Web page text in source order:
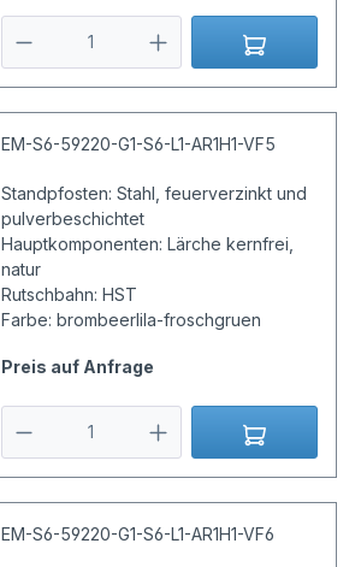
EM-S6-59220-G1-S6-L1-AR1H1-VF5
Standpfosten: Stahl, feuerverzinkt und
pulverbeschichtet
Hauptkomponenten: Lärche kernfrei,
natur
Rutschbahn: HST
Farbe: brombeerlila-froschgruen
Preis auf Anfrage
EM-S6-59220-G1-S6-L1-AR1H1-VF6